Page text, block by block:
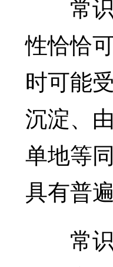
常识
性恰恰
时可能
沉淀、
单地等
具有普
常识